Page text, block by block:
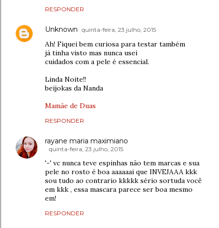
RESPONDER
Unknown quinta-feira, 23 julho, 2015
Ah! Fiquei bem curiosa para testar também
já tinha visto mas nunca usei
cuidados com a pele é essencial.
Linda Noite!!
beijokas da Nanda
Mamãe de Duas
RESPONDER
rayane maria maximiano
quinta-feira, 23 julho, 2015
'-' vc nunca teve espinhas não tem marcas e sua
pele no rosto é boa aaaaaai que INVEJAAA kkk
sou tudo ao contrario kkkkk sério sortuda você
em kkk , essa mascara parece ser boa mesmo
em!
RESPONDER